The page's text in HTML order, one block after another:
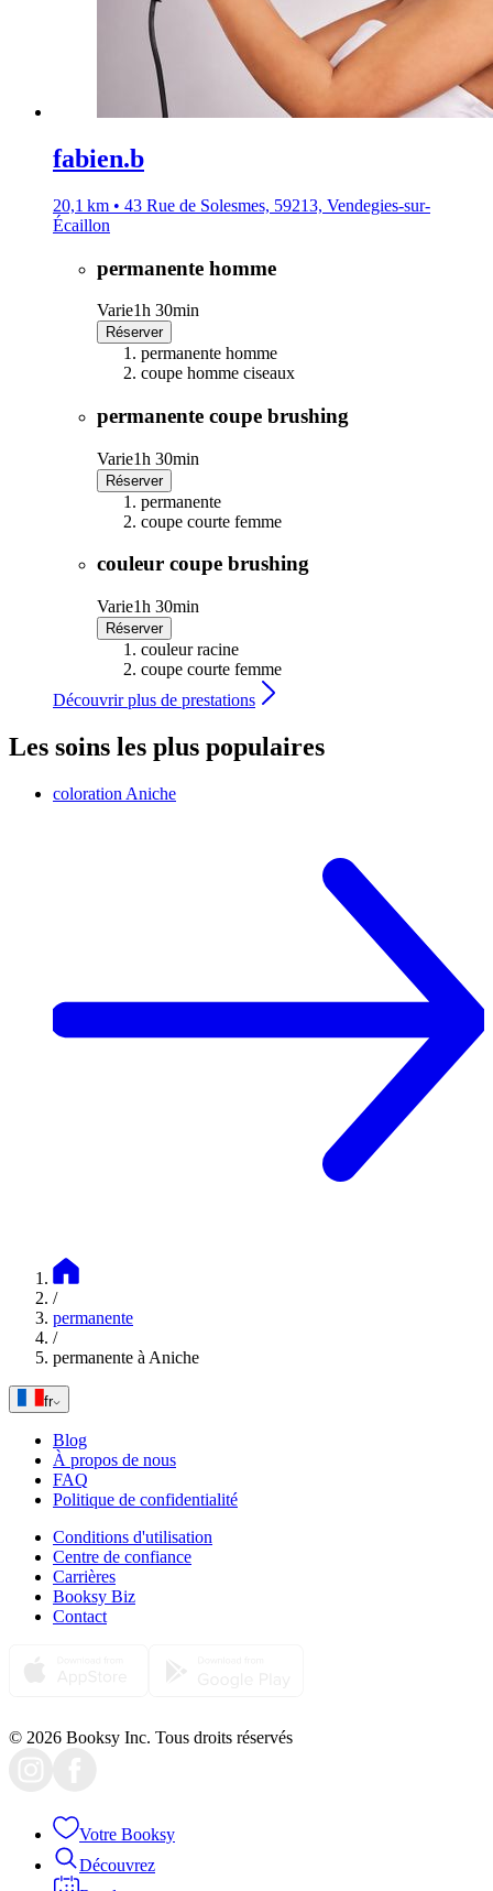
fabien.b
20,1 km • 43 Rue de Solesmes, 59213, Vendegies-sur-
Écaillon
permanente homme
Varie1h 30min
Réserver
permanente homme
coupe homme ciseaux
permanente coupe brushing
Varie1h 30min
Réserver
permanente
coupe courte femme
couleur coupe brushing
Varie1h 30min
Réserver
couleur racine
coupe courte femme
Découvrir plus de prestations
Les soins les plus populaires
coloration Aniche
/
permanente
/
permanente à Aniche
fr
Blog
À propos de nous
FAQ
Politique de confidentialité
Conditions d'utilisation
Centre de confiance
Carrières
Booksy Biz
Contact
© 2026 Booksy Inc. Tous droits réservés
Votre Booksy
Découvrez